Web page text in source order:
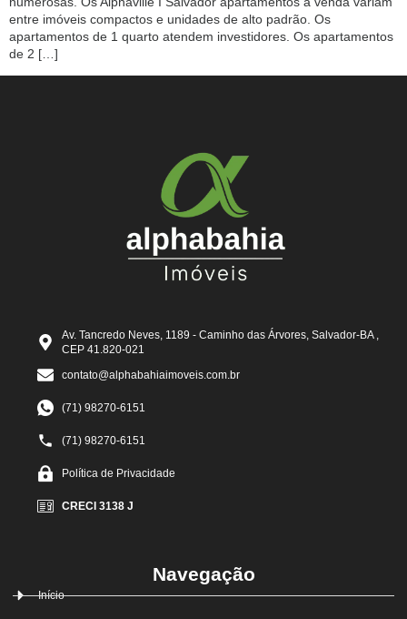
entre imóveis compactos e unidades de alto padrão. Os
apartamentos de 1 quarto atendem investidores. Os apartamentos
de 2 […]
Av. Tancredo Neves, 1189 - Caminho das Árvores, Salvador-BA ,
CEP 41.820-021
contato@alphabahiaimoveis.com.br
(71) 98270-6151
(71) 98270-6151
Política de Privacidade
CRECI 3138 J
Navegação
Início